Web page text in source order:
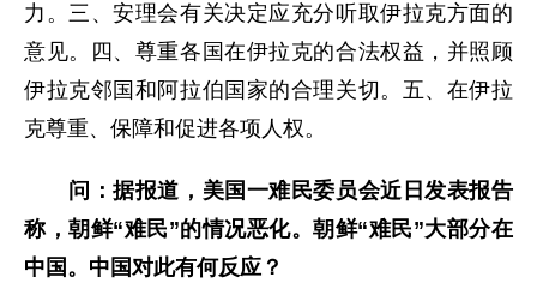
力。三、安理会有关决定应充分听取伊拉克方面的
意见。四、尊重各国在伊拉克的合法权益，并照顾
伊拉克邻国和阿拉伯国家的合理关切。五、在伊拉
克尊重、保障和促进各项人权。
问：据报道，美国一难民委员会近日发表报告
称，朝鲜“难民”的情况恶化。朝鲜“难民”大部分在
中国。中国对此有何反应？